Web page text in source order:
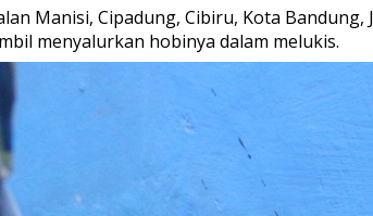
Manisi, Cipadung, Cibiru, Kota
menyalurkan hobinya dalam melukis.